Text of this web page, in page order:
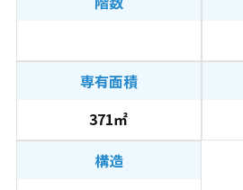
専有面積
371㎡
構造